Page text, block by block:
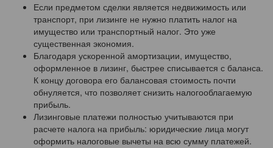
Если предметом сделки является недвижимость или
транспорт, при лизинге не нужно платить налог на
имущество или транспортный налог. Это уже
существенная экономия.
Благодаря ускоренной амортизации, имущество,
оформленное в лизинг, быстрее списывается с баланса.
К концу договора его балансовая стоимость почти
обнуляется, что позволяет снизить налогооблагаемую
прибыль.
Лизинговые платежи полностью учитываются при
расчете налога на прибыль: юридические лица могут
оформить налоговые вычеты на всю сумму платежей.